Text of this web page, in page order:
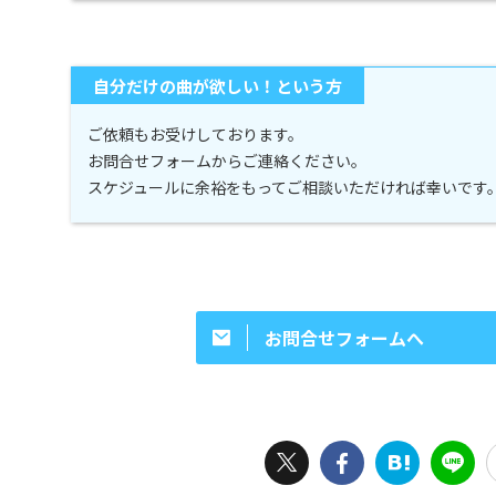
自分だけの曲が欲しい！という方
ご依頼もお受けしております。
お問合せフォームからご連絡ください。
スケジュールに余裕をもってご相談いただければ幸いです
お問合せフォームへ